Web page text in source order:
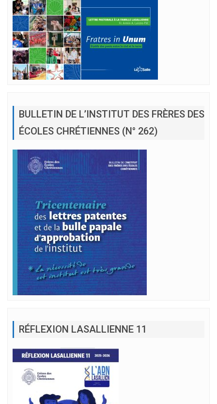
BULLETIN DE L’INSTITUT DES FRÈRES DES
ÉCOLES CHRÉTIENNES (N° 262)
RÉFLEXION LASALLIENNE 11